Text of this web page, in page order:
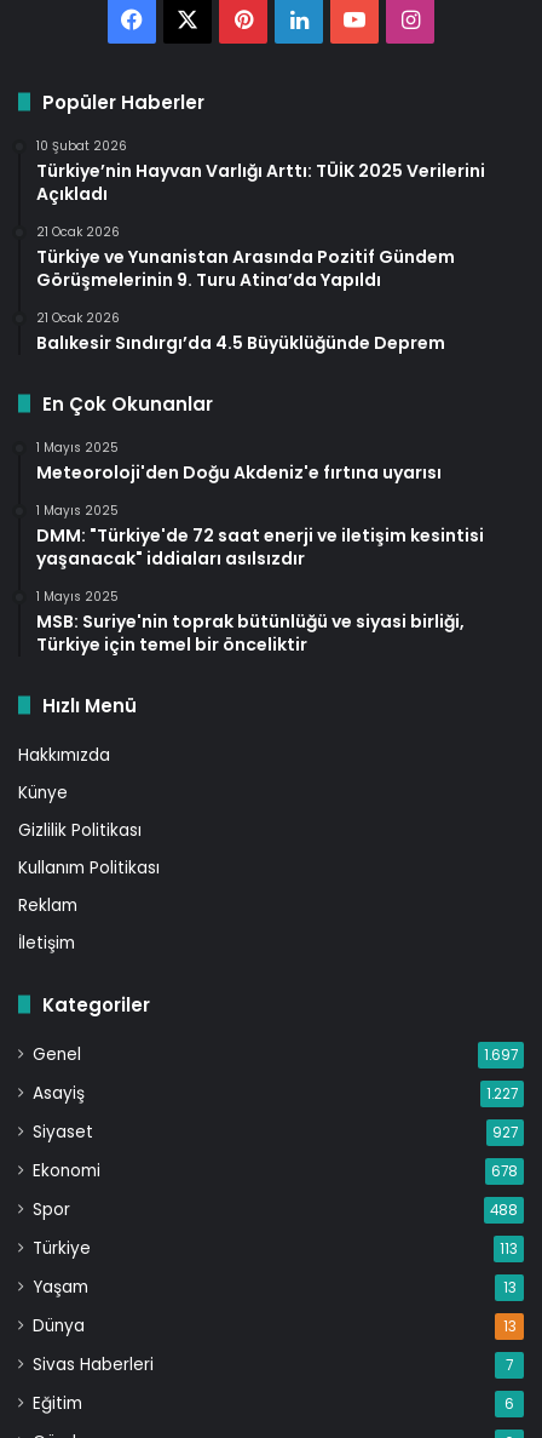
FacebookPinterest
LinkedInYouTubeInstagram
Popüler Haberler
10 Şubat 2026
Türkiye’nin Hayvan Varlığı Arttı: TÜİK 2025 Verilerini
Açıkladı
21 Ocak 2026
Türkiye ve Yunanistan Arasında Pozitif Gündem
Görüşmelerinin 9. Turu Atina’da Yapıldı
21 Ocak 2026
Balıkesir Sındırgı’da 4.5 Büyüklüğünde Deprem
En Çok Okunanlar
1 Mayıs 2025
Meteoroloji'den Doğu Akdeniz'e fırtına uyarısı
1 Mayıs 2025
DMM: "Türkiye'de 72 saat enerji ve iletişim kesintisi
yaşanacak" iddiaları asılsızdır
1 Mayıs 2025
MSB: Suriye'nin toprak bütünlüğü ve siyasi birliği,
Türkiye için temel bir önceliktir
Hızlı Menü
Hakkımızda
Künye
Gizlilik Politikası
Kullanım Politikası
Reklam
İletişim
Kategoriler
Genel 1.697
Asayiş 1.227
Siyaset 927
Ekonomi 678
Spor 488
Türkiye 113
Yaşam 13
Dünya 13
Sivas Haberleri 7
Eğitim 6